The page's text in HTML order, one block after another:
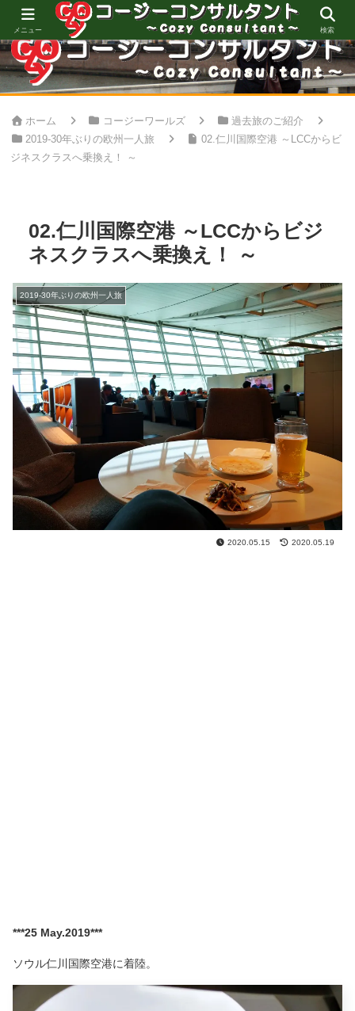
心地良い空間創りをお手伝い
ホーム コージーワールズ
過去旅のご紹介
2019-30年ぶりの欧州一人旅
02.仁川国際空港 ～LCCからビ
ジネスクラスへ乗換え！ ～
02.仁川国際空港 ～LCCからビジ
ネスクラスへ乗換え！ ～
2019-30年ぶりの欧州一人旅
2020.05.15 2020.05.19
***25 May.2019***
ソウル仁川国際空港に着陸。
メニュー 検索